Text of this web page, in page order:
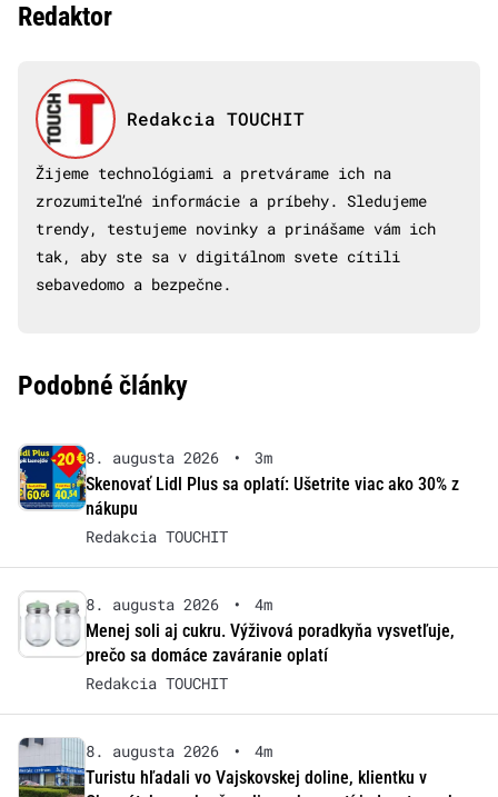
Redaktor
Redakcia TOUCHIT
Žijeme technológiami a pretvárame ich na
zrozumiteľné informácie a príbehy. Sledujeme
trendy, testujeme novinky a prinášame vám ich
tak, aby ste sa v digitálnom svete cítili
sebavedomo a bezpečne.
Podobné články
8. augusta 2026 •
3m
Skenovať Lidl Plus sa oplatí: Ušetrite viac ako 30% z
nákupu
Redakcia TOUCHIT
8. augusta 2026 •
4m
Menej soli aj cukru. Výživová poradkyňa vysvetľuje,
prečo sa domáce zaváranie oplatí
Redakcia TOUCHIT
8. augusta 2026 •
4m
Turistu hľadali vo Vajskovskej doline, klientku v